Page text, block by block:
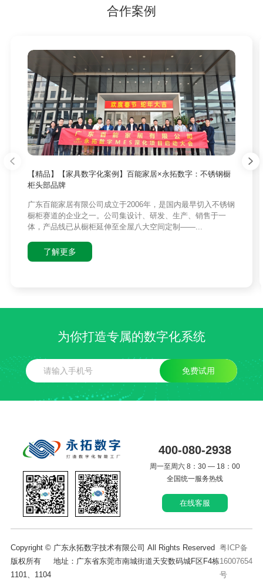
合作案例
【精品】【家具数字化案例】百能家居×永拓数字：不锈钢橱
柜头部品牌
广东百能家居有限公司成立于2006年，是国内最早切入不锈钢
橱柜赛道的企业之一。公司集设计、研发、生产、销售于一
体，产品线已从橱柜延伸至全屋八大空间定制——...
了解更多
为你打造专属的数字化系统
免费试用
400-080-2938
周一至周六 8：30 — 18：00
全国统一服务热线
在线客服
Copyright © 广东永拓数字技术有限公司 All Rights Reserved
版权所有 地址：广东省东莞市南城街道天安数码城F区F4栋
1101、1104
粤ICP备
16007654
号